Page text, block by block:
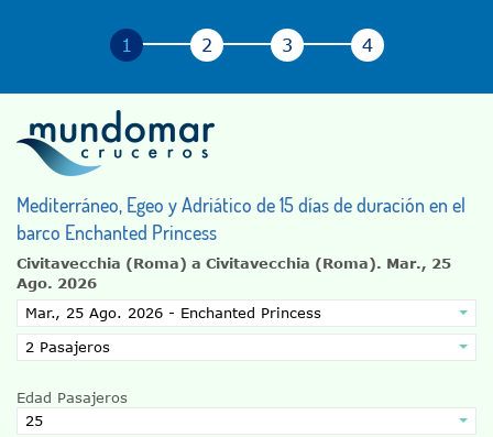
Mediterráneo, Egeo y Adriático de 15 días de duración en el
barco Enchanted Princess
Civitavecchia (Roma) a Civitavecchia (Roma). Mar., 25
Ago. 2026
Edad Pasajeros